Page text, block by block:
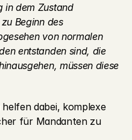
in dem Zustand
Beginn des
von normalen
entstanden sind, die
müssen diese
dabei, komplexe
für Mandanten zu